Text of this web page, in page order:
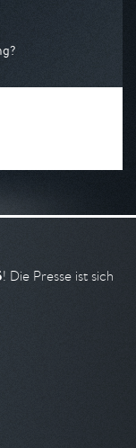
! Die Presse ist sich